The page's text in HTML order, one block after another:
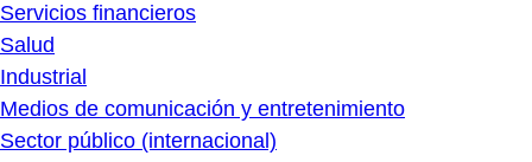
Servicios financieros
Salud
Industrial
Medios de comunicación y entretenimiento
Sector público (internacional)